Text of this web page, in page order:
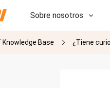
Sobre nosotros
Knowledge Base ¿Tiene